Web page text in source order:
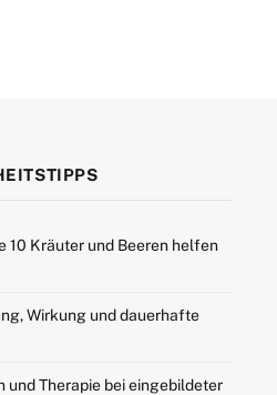
10 Kräuter und Beeren helfen
Wirkung und dauerhafte
und Therapie bei eingebildeter